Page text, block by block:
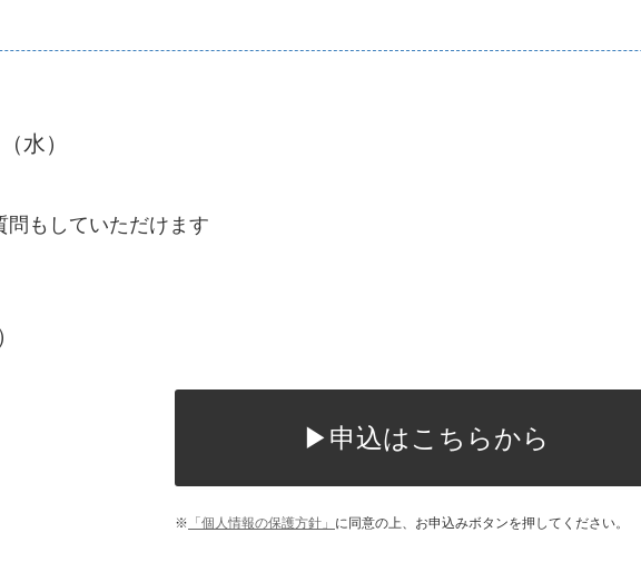
水）
もしていただけます
▶申込はこちらから
※ 「個人情報の保護方針」 に同意の上、お申込みボタンを押してください。